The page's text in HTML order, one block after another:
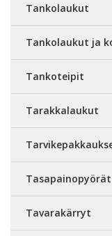
Tankolaukut
Tankolaukut ja
Tankoteipit
Tarakkalaukut
Tasapainopyörät
Tavarakärryt